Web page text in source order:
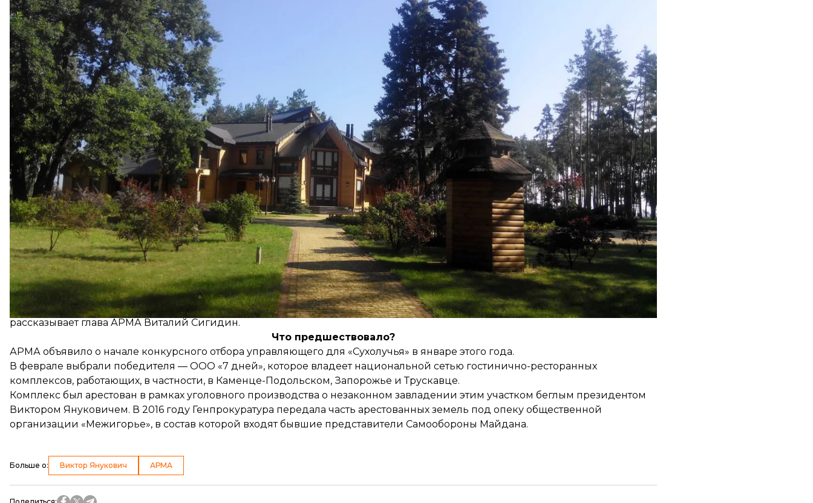
других преступлений (АРМА) передало бывшую резиденцию президента—беглеца «Сухолучье» в Киевской области в
частные руки.
Об этомсообщилапресс-служба АРМА.
Новым владельцем гостинично-ресторанного комплекса стала компания «7 дней». Управляющего выбрали на конкурсе.
Теперь компания сможет начать коммерческое использование актива. Программу управления ей предложили. Она
предусматривает, что ожидаемый ежемесячный доход составит 1,16 млн грн, прогнозируемый доход государственного
бюджета — более 200 тысяч грн.
Кроме того, компания планирует тратить на сохранение и улучшение комплекса почти 800 тысяч грн в месяц.
«В планах будущего управляющего — создание на территории комплекса гостевых зон для отдыха и семейных развлечений,
сооружение сезонного бассейна, обустройство гостиничных номеров, организация двух заведений питания», —
рассказывает глава АРМА Виталий Сигидин.
Что предшествовало?
АРМА объявило о начале конкурсного отбора управляющего для «Сухолучья» в январе этого года.
В феврале выбрали победителя — ООО «7 дней», которое владеет национальной сетью гостинично-ресторанных
комплексов, работающих, в частности, в Каменце-Подольском, Запорожье и Трускавце.
Комплекс был арестован в рамках уголовного производства о незаконном завладении этим участком беглым президентом
Виктором Януковичем. В 2016 году Генпрокуратура передала часть арестованных земель под опеку общественной
организации «Межигорье», в состав которой входят бывшие представители Самообороны Майдана.
Больше о: Виктор Янукович АРМА